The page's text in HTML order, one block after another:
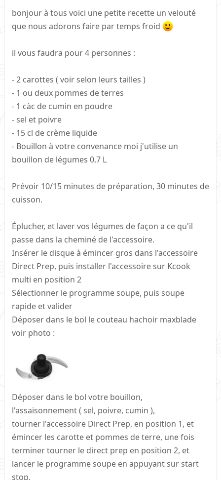
bonjour à tous voici une petite recette un velouté
que nous adorons faire par temps froid
il vous faudra pour 4 personnes :
- 2 carottes ( voir selon leurs tailles )
- 1 ou deux pommes de terres
- 1 càc de cumin en poudre
- sel et poivre
- 15 cl de crème liquide
- Bouillon à votre convenance moi j'utilise un
bouillon de légumes 0,7 L
Prévoir 10/15 minutes de préparation, 30 minutes de
cuisson.
Éplucher, et laver vos légumes de façon a ce qu'il
passe dans la cheminé de l'accessoire.
Insérer le disque à émincer gros dans l'accessoire
Direct Prep, puis installer l'accessoire sur Kcook
multi en position 2
Sélectionner le programme soupe, puis soupe
rapide et valider
Déposer dans le bol le couteau hachoir maxblade
voir photo :
Déposer dans le bol votre bouillon,
l'assaisonnement ( sel, poivre, cumin ),
tourner l'accessoire Direct Prep, en position 1, et
émincer les carotte et pommes de terre, une fois
terminer tourner le direct prep en position 2, et
lancer le programme soupe en appuyant sur start
stop.